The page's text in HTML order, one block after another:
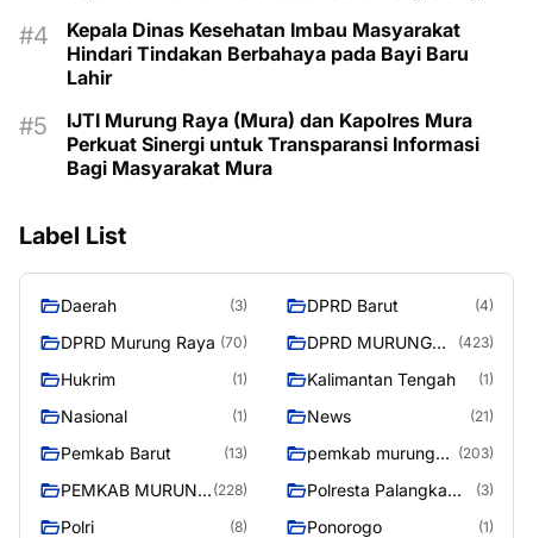
Kepala Dinas Kesehatan Imbau Masyarakat
Hindari Tindakan Berbahaya pada Bayi Baru
Lahir
IJTI Murung Raya (Mura) dan Kapolres Mura
Perkuat Sinergi untuk Transparansi Informasi
Bagi Masyarakat Mura
Label List
Daerah (3) DPRD Barut (4)
DPRD Murung Raya (70)
DPRD MURUNG
(423)
Hukrim (1) Kalimantan Tengah (1)
Nasional (1) News (21)
Pemkab Barut (13)
pemkab murung
(203)
PEMKAB MURUNG (228)
Polresta Palangka
(3)
Polri (8) Ponorogo (1)